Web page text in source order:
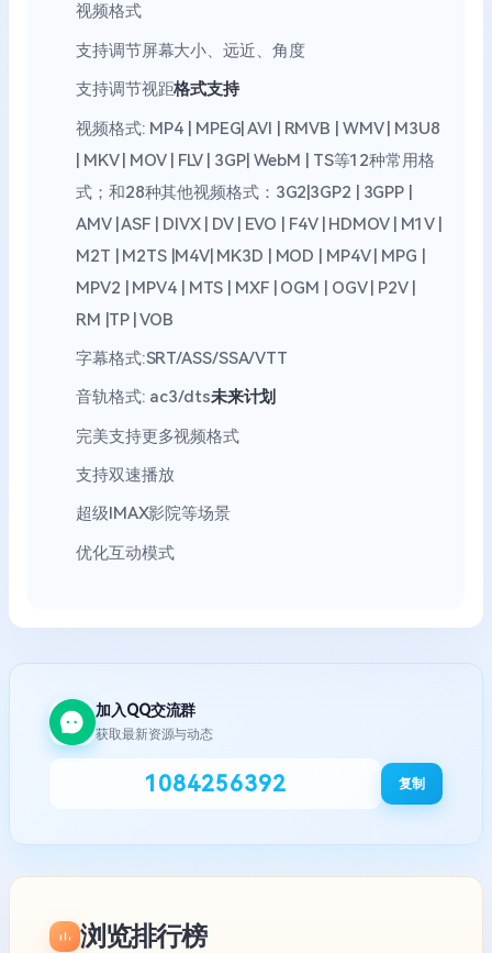
视频格式
支持调节屏幕大小、远近、角度
支持调节视距格式支持
视频格式: MP4 | MPEG| AVI | RMVB | WMV | M3U8
| MKV | MOV | FLV | 3GP| WebM | TS等12种常用格
式；和28种其他视频格式：3G2|3GP2 | 3GPP |
AMV | ASF | DIVX | DV | EVO | F4V | HDMOV | M1V |
M2T | M2TS |M4V| MK3D | MOD | MP4V | MPG |
MPV2 | MPV4 | MTS | MXF | OGM | OGV | P2V |
RM |TP | VOB
字幕格式:SRT/ASS/SSA/VTT
音轨格式: ac3/dts未来计划
完美支持更多视频格式
支持双速播放
超级IMAX影院等场景
优化互动模式
加入QQ交流群
获取最新资源与动态
1084256392 复制
浏览排行榜